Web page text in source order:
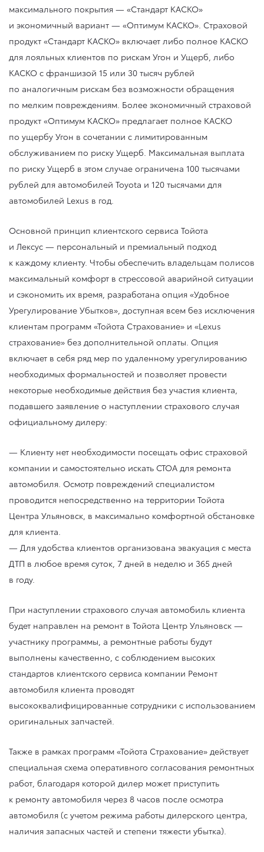
максимального покрытия — «Стандарт КАСКО»
и экономичный вариант — «Оптимум КАСКО». Страховой
продукт «Стандарт КАСКО» включает либо полное КАСКО
для лояльных клиентов по рискам Угон и Ущерб, либо
КАСКО с франшизой 15 или 30 тысяч рублей
по аналогичным рискам без возможности обращения
по мелким повреждениям. Более экономичный страховой
продукт «Оптимум КАСКО» предлагает полное КАСКО
по ущербу Угон в сочетании с лимитированным
обслуживанием по риску Ущерб. Максимальная выплата
по риску Ущерб в этом случае ограничена 100 тысячами
рублей для автомобилей Toyota и 120 тысячами для
автомобилей Lexus в год.
Основной принцип клиентского сервиса Тойота
и Лексус — персональный и премиальный подход
к каждому клиенту. Чтобы обеспечить владельцам полисов
максимальный комфорт в стрессовой аварийной ситуации
и сэкономить их время, разработана опция «Удобное
Урегулирование Убытков», доступная всем без исключения
клиентам программ «Тойота Страхование» и «Lexus
страхование» без дополнительной оплаты. Опция
включает в себя ряд мер по удаленному урегулированию
необходимых формальностей и позволяет провести
некоторые необходимые действия без участия клиента,
подавшего заявление о наступлении страхового случая
официальному дилеру:
— Клиенту нет необходимости посещать офис страховой
компании и самостоятельно искать СТОА для ремонта
автомобиля. Осмотр повреждений специалистом
проводится непосредственно на территории Тойота
Центра Ульяновск, в максимально комфортной обстановке
для клиента.
— Для удобства клиентов организована эвакуация с места
ДТП в любое время суток, 7 дней в неделю и 365 дней
в году.
При наступлении страхового случая автомобиль клиента
будет направлен на ремонт в Тойота Центр Ульяновск —
участнику программы, а ремонтные работы будут
выполнены качественно, с соблюдением высоких
стандартов клиентского сервиса компании Ремонт
автомобиля клиента проводят
высококвалифицированные сотрудники с использованием
оригинальных запчастей.
Также в рамках программ «Тойота Страхование» действует
специальная схема оперативного согласования ремонтных
работ, благодаря которой дилер может приступить
к ремонту автомобиля через 8 часов после осмотра
автомобиля (с учетом режима работы дилерского центра,
наличия запасных частей и степени тяжести убытка).